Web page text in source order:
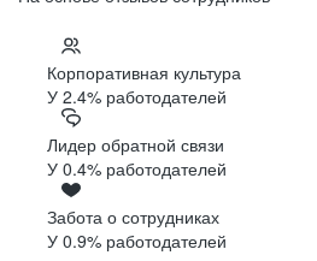
Корпоративная культура
У 2.4% работодателей
Лидер обратной связи
У 0.4% работодателей
Забота о сотрудниках
У 0.9% работодателей